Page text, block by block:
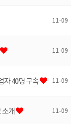
11-09
11-09
자 40명 구속 11-09
소개 11-09